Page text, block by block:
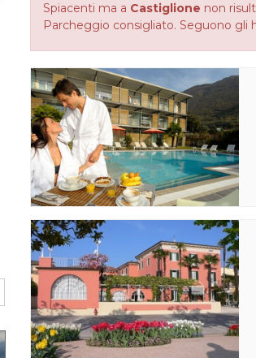
Spiacenti ma a Castiglione non
Parcheggio consigliato. Seguono